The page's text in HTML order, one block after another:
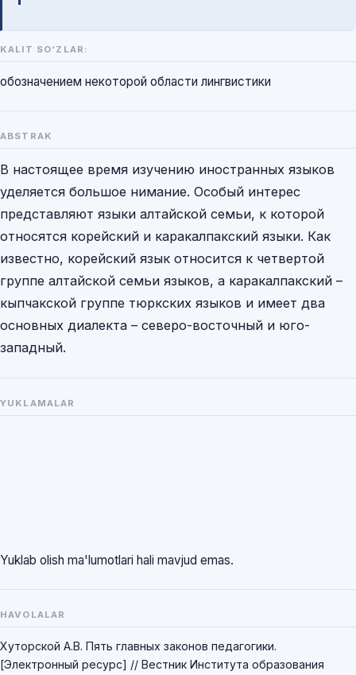
KALIT SO‘ZLAR:
обозначением некоторой области лингвистики
ABSTRAK
В настоящее время изучению иностранных языков
уделяется большое нимание. Особый интерес
представляют языки алтайской семьи, к которой
относятся корейский и каракалпакский языки. Как
известно, корейский язык относится к четвертой
группе алтайской семьи языков, а каракалпакский –
кыпчакской группе тюркских языков и имеет два
основных диалекта – северо-восточный и юго-
западный.
YUKLAMALAR
Yuklab olish ma'lumotlari hali mavjud emas.
HAVOLALAR
Хуторской А.В. Пять главных законов педагогики.
[Электронный ресурс] // Вестник Института образования